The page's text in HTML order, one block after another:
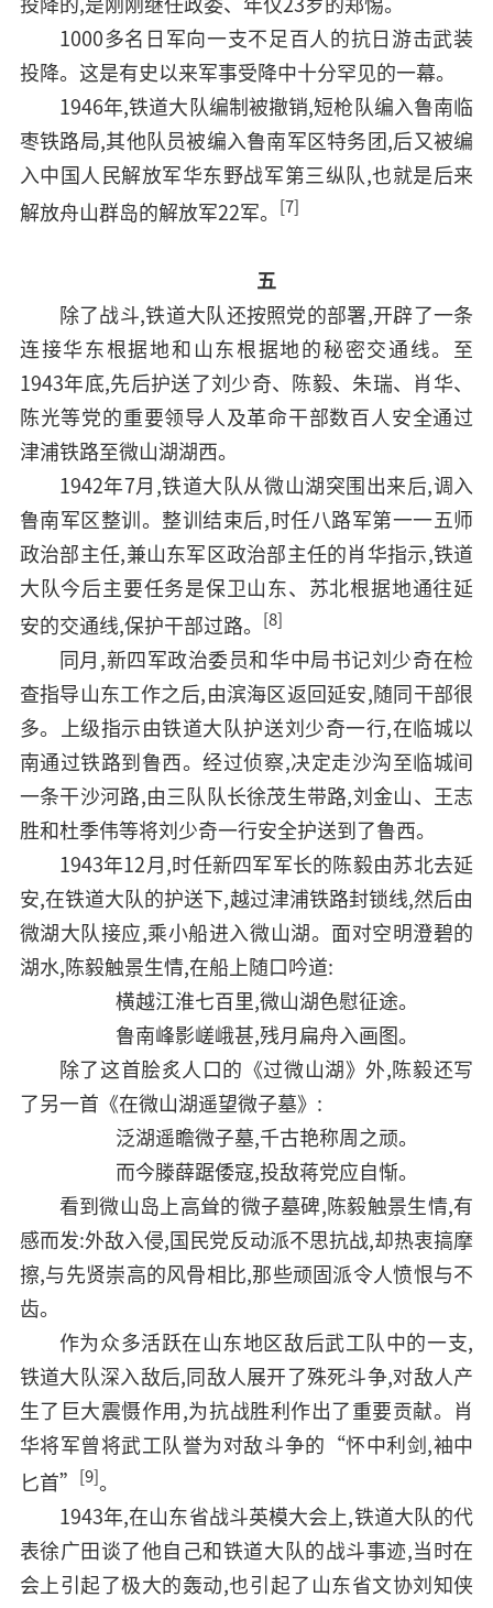
投降的,是刚刚继任政委、年仅23岁的郑惕。
1000多名日军向一支不足百人的抗日游击武装
投降。这是有史以来军事受降中十分罕见的一幕。
1946年,铁道大队编制被撤销,短枪队编入鲁南临
枣铁路局,其他队员被编入鲁南军区特务团,后又被编
入中国人民解放军华东野战军第三纵队,也就是后来
解放舟山群岛的解放军22军。
[7]
五
除了战斗,铁道大队还按照党的部署,开辟了一条
连接华东根据地和山东根据地的秘密交通线。至
1943年底,先后护送了刘少奇、陈毅、朱瑞、肖华、
陈光等党的重要领导人及革命干部数百人安全通过
津浦铁路至微山湖湖西。
1942年7月,铁道大队从微山湖突围出来后,调入
鲁南军区整训。整训结束后,时任八路军第一一五师
政治部主任,兼山东军区政治部主任的肖华指示,铁道
大队今后主要任务是保卫山东、苏北根据地通往延
安的交通线,保护干部过路。
[8]
同月,新四军政治委员和华中局书记刘少奇在检
查指导山东工作之后,由滨海区返回延安,随同干部很
多。上级指示由铁道大队护送刘少奇一行,在临城以
南通过铁路到鲁西。经过侦察,决定走沙沟至临城间
一条干沙河路,由三队队长徐茂生带路,刘金山、王志
胜和杜季伟等将刘少奇一行安全护送到了鲁西。
1943年12月,时任新四军军长的陈毅由苏北去延
安,在铁道大队的护送下,越过津浦铁路封锁线,然后由
微湖大队接应,乘小船进入微山湖。面对空明澄碧的
湖水,陈毅触景生情,在船上随口吟道:
横越江淮七百里,微山湖色慰征途。
鲁南峰影嵯峨甚,残月扁舟入画图。
除了这首脍炙人口的《过微山湖》外,陈毅还写
了另一首《在微山湖遥望微子墓》:
泛湖遥瞻微子墓,千古艳称周之顽。
而今滕薛踞倭寇,投敌蒋党应自惭。
看到微山岛上高耸的微子墓碑,陈毅触景生情,有
感而发:外敌入侵,国民党反动派不思抗战,却热衷搞摩
擦,与先贤崇高的风骨相比,那些顽固派令人愤恨与不
齿。
作为众多活跃在山东地区敌后武工队中的一支,
铁道大队深入敌后,同敌人展开了殊死斗争,对敌人产
生了巨大震慑作用,为抗战胜利作出了重要贡献。肖
华将军曾将武工队誉为对敌斗争的“怀中利剑,袖中
匕首”
[9] 。
1943年,在山东省战斗英模大会上,铁道大队的代
表徐广田谈了他自己和铁道大队的战斗事迹,当时在
会上引起了极大的轰动,也引起了山东省文协刘知侠